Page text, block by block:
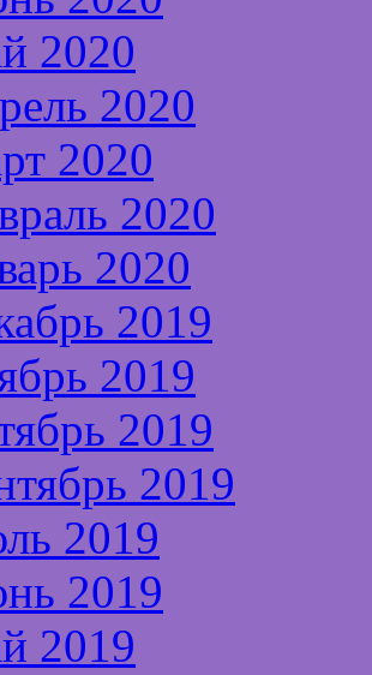
2020
2020
2020
2020
2020
2019
2019
2019
2019
2019
2019
2019